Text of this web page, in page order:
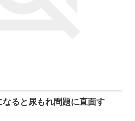
ると尿もれ問題に直面す